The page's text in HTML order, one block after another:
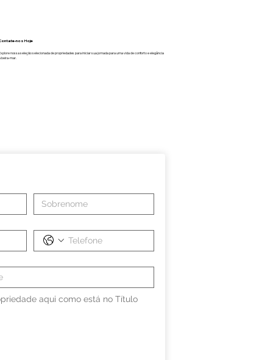
nos Hoje
nossa seleção selecionada de propriedades para iniciar sua jornada para uma vida de conforto e elegância
beira-mar.
aqui como está no Título